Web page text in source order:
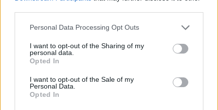
Personal Data Processing Opt Outs
I want to opt-out of the Sharing of my
personal data.
Opted In
I want to opt-out of the Sale of my
Personal Data.
Opted In
Monaco (Getty Images)